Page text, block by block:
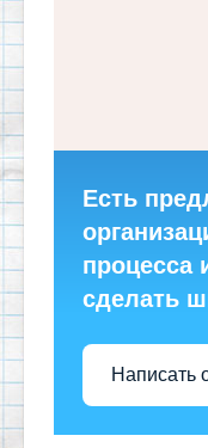
Есть
процесса
сделать
Написать